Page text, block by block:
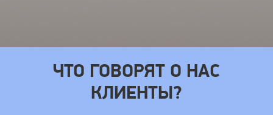
ЧТО ГОВОРЯТ О НАС
КЛИЕНТЫ?